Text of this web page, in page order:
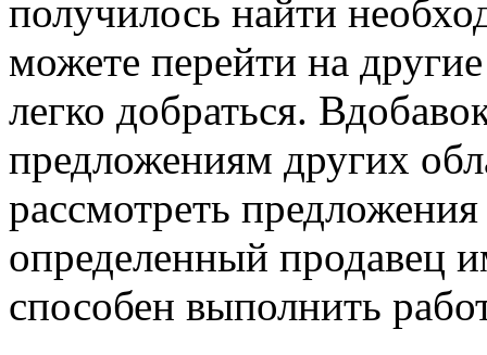
получилось найти
можете перейти на
легко добраться.
предложениям других
рассмотреть
определенный продавец
способен выполнить